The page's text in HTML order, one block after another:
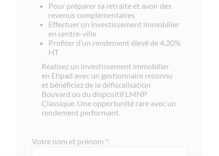
Pour préparer sa retraite et avoir des
revenus complémentaires
Effectuer un investissement immobilier
en centre-ville
Profiter d’un rendement élevé de 4.20%
HT
Réalisez un investissement immobilier
en Ehpad avec un gestionnaire reconnu
et bénéficiez de la défiscalisation
Bouvard ou du dispositif LMNP
Classique. Une opportunité rare avec un
rendement performant.
Votre nom et prénom *: